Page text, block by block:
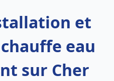
et
eau
sur Cher